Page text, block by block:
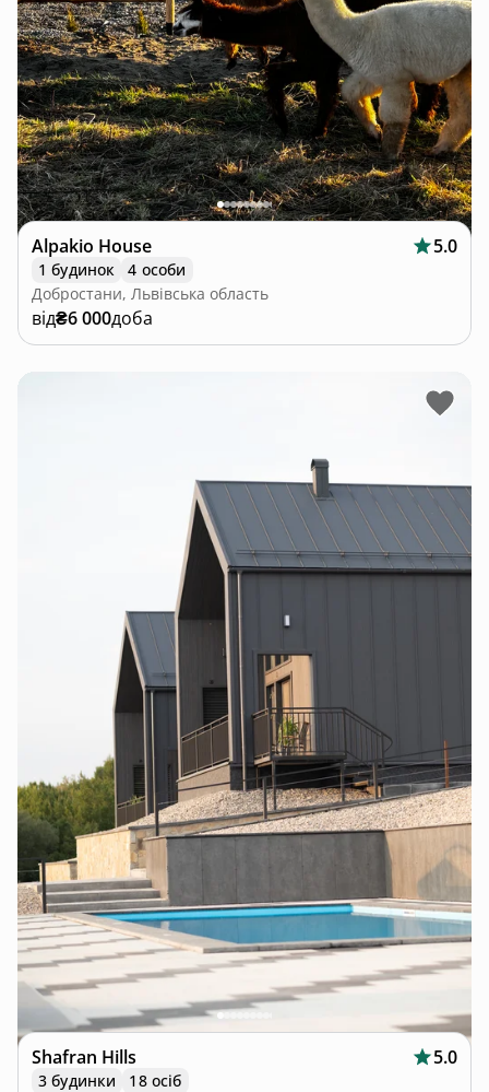
Alpakio House 5.0
1 будинок
4 особи
Добростани, Львівська область
від₴6 000доба
Shafran Hills 5.0
3 будинки
18 осіб